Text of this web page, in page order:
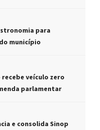
para
município
recebe veículo zero
parlamentar
e consolida Sinop